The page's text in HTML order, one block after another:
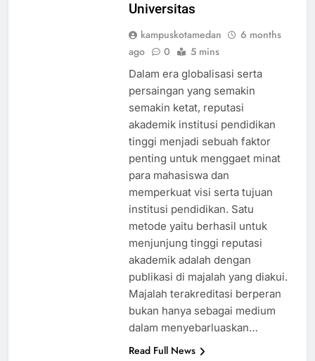
Universitas
kampuskotamedan
6 months
ago
0 5 mins
Dalam era globalisasi serta
persaingan yang semakin
semakin ketat, reputasi
akademik institusi pendidikan
tinggi menjadi sebuah faktor
penting untuk menggaet minat
para mahasiswa dan
memperkuat visi serta tujuan
institusi pendidikan. Satu
metode yaitu berhasil untuk
menjunjung tinggi reputasi
akademik adalah dengan
publikasi di majalah yang diakui.
Majalah terakreditasi berperan
bukan hanya sebagai medium
dalam menyebarluaskan…
Read Full News